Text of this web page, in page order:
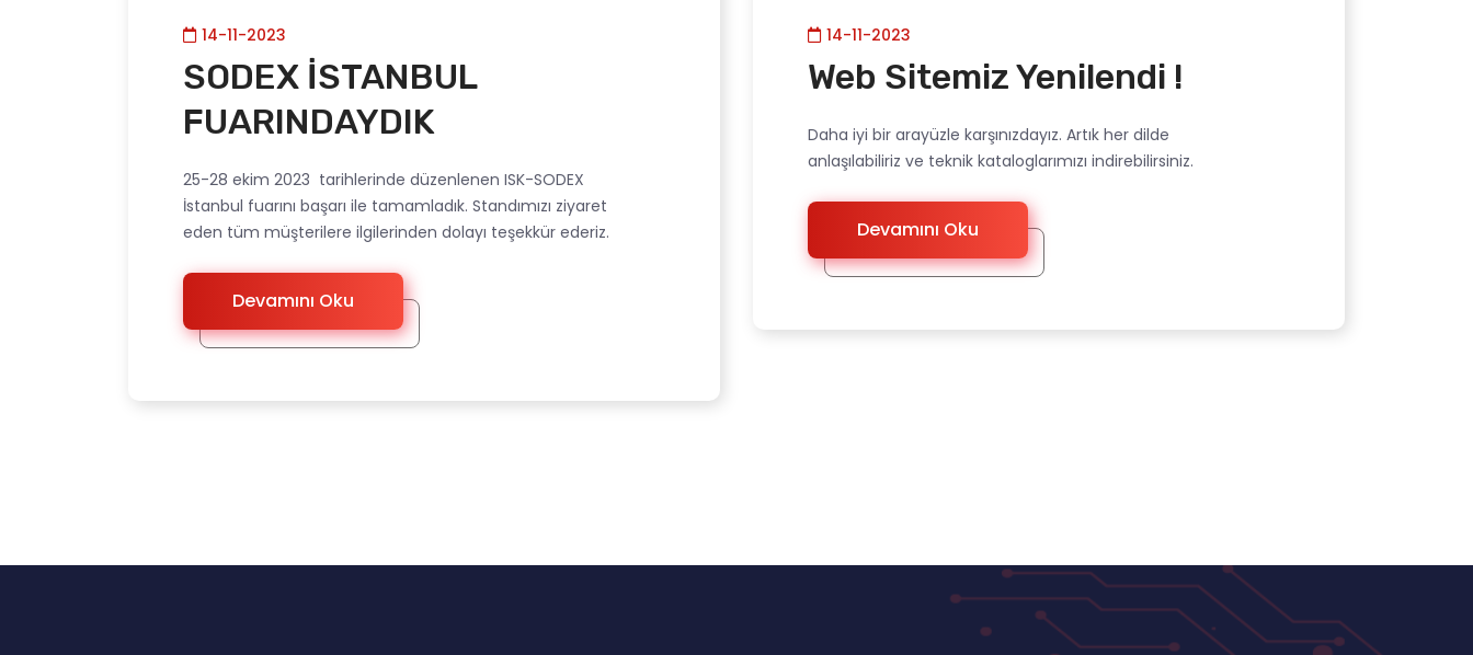
14-11-2023
SODEX İSTANBUL
FUARINDAYDIK
25-28 ekim 2023 tarihlerinde düzenlenen ISK-SODEX
İstanbul fuarını başarı ile tamamladık. Standımızı ziyaret
eden tüm müşterilere ilgilerinden dolayı teşekkür ederiz.
Devamını Oku
14-11-2023
Web Sitemiz Yenilendi !
Daha iyi bir arayüzle karşınızdayız. Artık her dilde
anlaşılabiliriz ve teknik kataloglarımızı indirebilirsiniz.
Devamını Oku